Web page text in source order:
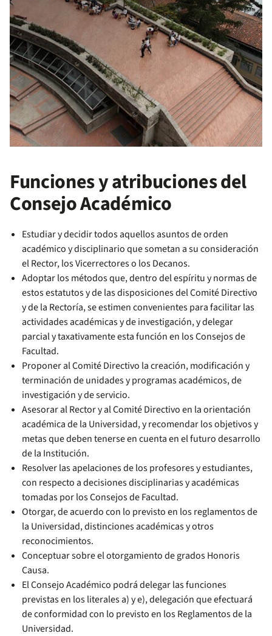
Funciones y atribuciones del
Consejo Académico
Estudiar y decidir todos aquellos asuntos de orden
académico y disciplinario que sometan a su consideración
el Rector, los Vicerrectores o los Decanos.
Adoptar los métodos que, dentro del espíritu y normas de
estos estatutos y de las disposiciones del Comité Directivo
y de la Rectoría, se estimen convenientes para facilitar las
actividades académicas y de investigación, y delegar
parcial y taxativamente esta función en los Consejos de
Facultad.
Proponer al Comité Directivo la creación, modificación y
terminación de unidades y programas académicos, de
investigación y de servicio.
Asesorar al Rector y al Comité Directivo en la orientación
académica de la Universidad, y recomendar los objetivos y
metas que deben tenerse en cuenta en el futuro desarrollo
de la Institución.
Resolver las apelaciones de los profesores y estudiantes,
con respecto a decisiones disciplinarias y académicas
tomadas por los Consejos de Facultad.
Otorgar, de acuerdo con lo previsto en los reglamentos de
la Universidad, distinciones académicas y otros
reconocimientos.
Conceptuar sobre el otorgamiento de grados Honoris
Causa.
El Consejo Académico podrá delegar las funciones
previstas en los literales a) y e), delegación que efectuará
de conformidad con lo previsto en los Reglamentos de la
Universidad.